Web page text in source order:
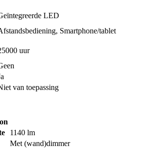
LED
, Smartphone/tablet
uur
van toepassing
1140 lm
Met (wand)dimmer